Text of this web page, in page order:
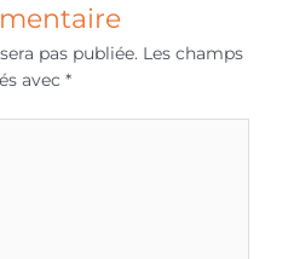
pas publiée. Les champs
avec *